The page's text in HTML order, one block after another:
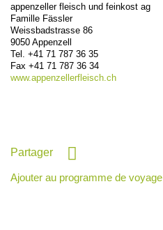
appenzeller fleisch und feinkost ag
Famille Fässler
Weissbadstrasse 86
9050 Appenzell
Tel. +41 71 787 36 35
Fax +41 71 787 36 34
www.appenzellerfleisch.ch
Partager
Ajouter au programme de voyage